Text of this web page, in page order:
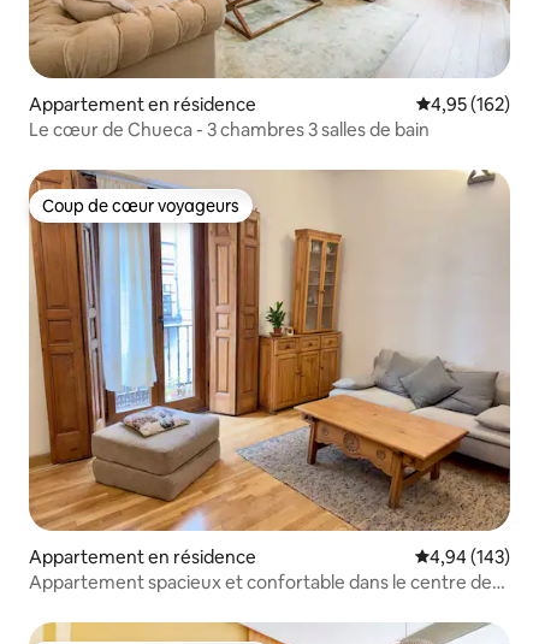
Appartement en résidence Évaluation
4,95 (162)
Le cœur de Chueca - 3 chambres 3 salles de bain
Coup de cœur voyageurs
Coup de cœur voyageurs
Appartement en résidence Évaluation
4,94 (143)
Appartement spacieux et confortable dans le centre de